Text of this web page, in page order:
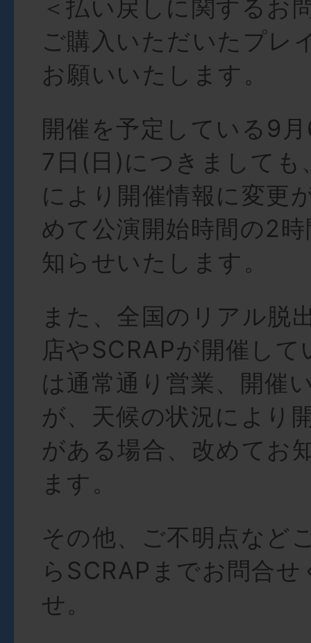
＜払い戻しに関するお
ご購入いただいたプレ
お願いいたします。
開催を予定している9
7日(日)につきましても
により開催情報に変更
めて公演開始時間の2
知らせいたします。
また、全国のリアル脱
店やSCRAPが開催し
は通常通り営業、開催
が、天候の状況により
がある場合、改めてお
ます。
その他、ご不明点など
らSCRAPまでお問合
せ。